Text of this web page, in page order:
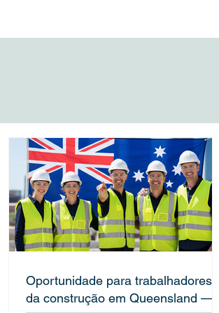
Oportunidade para trabalhadores
da construção em Queensland —